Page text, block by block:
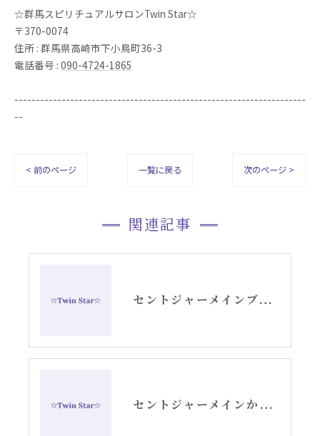
☆群馬スピリチュアルサロンTwin Star☆
〒370-0074
住所 : 群馬県高崎市下小鳥町36-3
電話番号 : 090-4724-1865
--------------------------------------------------------------------
--
< 前のページ 一覧に戻る 次のページ >
関連記事
セントジャーメインブレッシングカードGSVFグリッド
セントジャーメインからのメッセージ・水瓶座新月アリーシャ